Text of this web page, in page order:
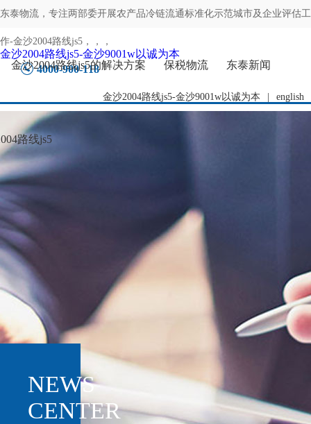
东泰物流，专注两部委开展农产品冷链流通标准化示范城市及企业评估工
作-金沙2004路线js5 ，，，
4000-900-118
金沙2004路线js5-金沙9001w以诚为本 english
金沙2004路线js5-金沙9001w以诚为本
金沙2004路线js5的解决方案
保税物流 东泰新闻
路线js5
NEWS
CENTER